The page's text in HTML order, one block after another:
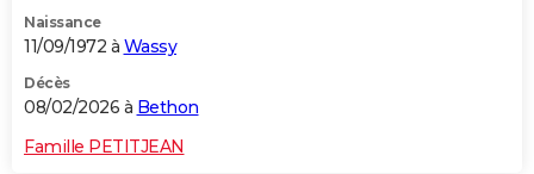
Destinations
City break
Voyage nature
Voyage de noces
Forum
Climat
+PHOTO
GUIDES D'ACHAT
Naissance
11/09/1972 à Wassy
Décès
08/02/2026 à Bethon
Famille PETITJEAN